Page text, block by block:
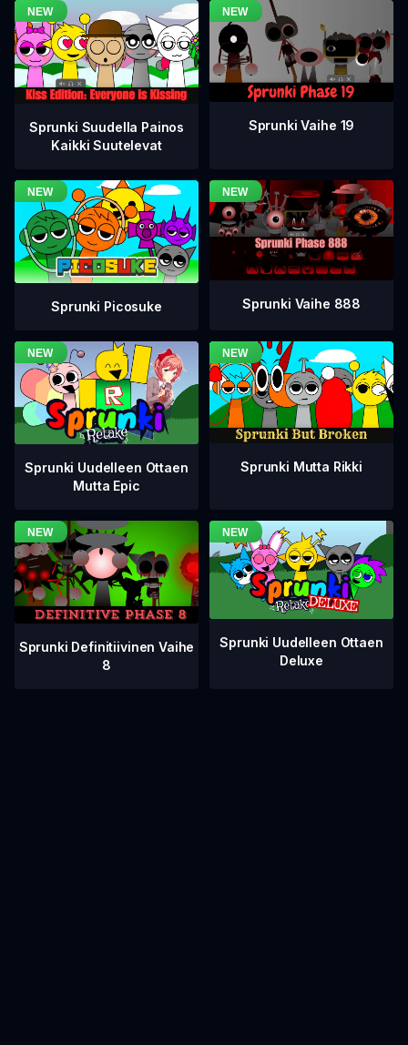
Sprunki Suudella Painos
Kaikki Suutelevat
Sprunki Vaihe 19
Sprunki Picosuke Sprunki Vaihe 888
Sprunki Uudelleen Ottaen
Mutta Epic
Sprunki Mutta Rikki
Sprunki Definitiivinen Vaihe
8
Sprunki Uudelleen Ottaen
Deluxe